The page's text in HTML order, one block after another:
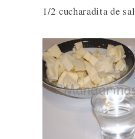
1/2 cucharadita de sal